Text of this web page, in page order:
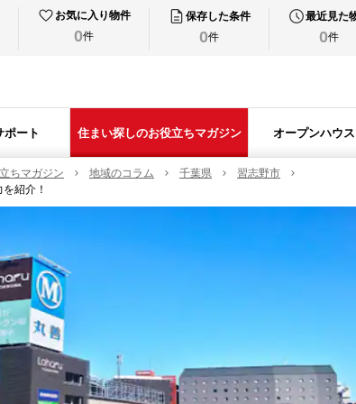
お気に入り物件
0件
保存した条件
0件
最近見た
0件
ポート 住まい探しのお役立ちマガジン オープンハウ
ちマガジン 地域のコラム 千葉県
習志野市
紹介！